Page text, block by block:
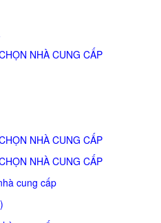
NHÀ CUNG CẤP
NHÀ CUNG CẤP
NHÀ CUNG CẤP
cung cấp